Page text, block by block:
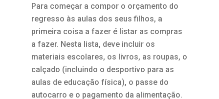
Para começar a compor o orçamento do
regresso às aulas dos seus filhos, a
primeira coisa a fazer é listar as compras
a fazer. Nesta lista, deve incluir os
materiais escolares, os livros, as roupas, o
calçado (incluindo o desportivo para as
aulas de educação física), o passe do
autocarro e o pagamento da alimentação.